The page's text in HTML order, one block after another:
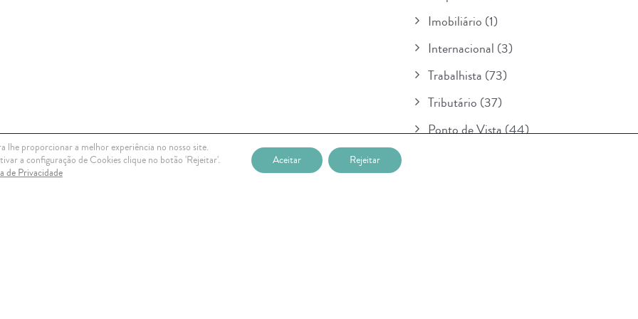
Imobiliário (1)
Internacional (3)
Trabalhista (73)
Tributário (37)
Ponto de Vista(44)
lhe proporcionar a melhor experiência no nosso site.
a configuração de Cookies clique no botão 'Rejeitar'.
de Privacidade
Aceitar Rejeitar